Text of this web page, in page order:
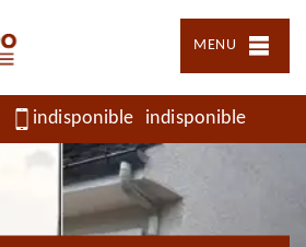
MENU
indisponible indisponible